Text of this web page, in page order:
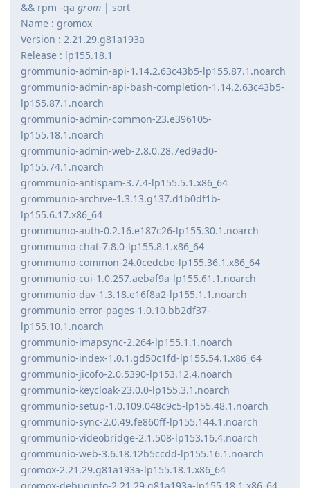
&& rpm -qa grom | sort
Name : gromox
Version : 2.21.29.g81a193a
Release : lp155.18.1
grommunio-admin-api-1.14.2.63c43b5-lp155.87.1.noarch
grommunio-admin-api-bash-completion-1.14.2.63c43b5-
lp155.87.1.noarch
grommunio-admin-common-23.e396105-
lp155.18.1.noarch
grommunio-admin-web-2.8.0.28.7ed9ad0-
lp155.74.1.noarch
grommunio-antispam-3.7.4-lp155.5.1.x86_64
grommunio-archive-1.3.13.g137.d1b0df1b-
lp155.6.17.x86_64
grommunio-auth-0.2.16.e187c26-lp155.30.1.noarch
grommunio-chat-7.8.0-lp155.8.1.x86_64
grommunio-common-24.0cedcbe-lp155.36.1.x86_64
grommunio-cui-1.0.257.aebaf9a-lp155.61.1.noarch
grommunio-dav-1.3.18.e16f8a2-lp155.1.1.noarch
grommunio-error-pages-1.0.10.bb2df37-
lp155.10.1.noarch
grommunio-imapsync-2.264-lp155.1.1.noarch
grommunio-index-1.0.1.gd50c1fd-lp155.54.1.x86_64
grommunio-jicofo-2.0.5390-lp153.12.4.noarch
grommunio-keycloak-23.0.0-lp155.3.1.noarch
grommunio-setup-1.0.109.048c9c5-lp155.48.1.noarch
grommunio-sync-2.0.49.fe860ff-lp155.144.1.noarch
grommunio-videobridge-2.1.508-lp153.16.4.noarch
grommunio-web-3.6.18.12b5ccdd-lp155.16.1.noarch
gromox-2.21.29.g81a193a-lp155.18.1.x86_64